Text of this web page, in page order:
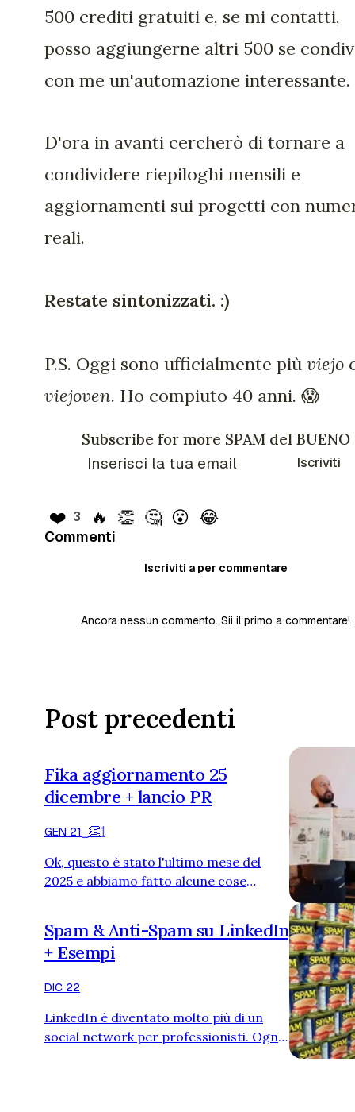
500 crediti gratuiti e, se mi contatti,
posso aggiungerne altri 500 se
con me un'automazione interessante.
D'ora in avanti cercherò di tornare a
condividere riepiloghi mensili e
aggiornamenti sui progetti con
reali.
Restate sintonizzati. :)
P.S. Oggi sono ufficialmente più viejo
viejoven. Ho compiuto 40 anni. 😱
Subscribe for more SPAM del BUENO
Iscriviti
❤️ 3 🔥 👏 🤔 😮 😂
Commenti
Iscriviti a per commentare
Ancora nessun commento. Sii il primo a commentare!
Post precedenti
Fika aggiornamento 25
dicembre + lancio PR
GEN 21 👏1
Ok, questo è stato l'ultimo mese del
2025 e abbiamo fatto alcune cose
nostri investimenti, i risultati, cosa
abbiamo fatto e cosa abbiamo
dicembre: Questo mese è stato un mese
breve, nel senso che dopo il 23
dicembre ho investito il mio tempo
Spam & Anti-Spam su LinkedIn
+ Esempi
DIC 22
LinkedIn è diventato molto più di un
social network per professionisti. Ogni